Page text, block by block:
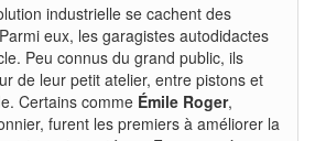
industrielle se cachent des
eux, les garagistes autodidactes
Peu connus du grand public, ils
de leur petit atelier, entre pistons et
Certains comme Émile Roger,
furent les premiers à améliorer la